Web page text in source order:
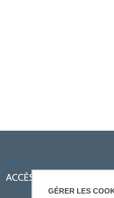
GÉRER LES
ACCÈS RAPIDES